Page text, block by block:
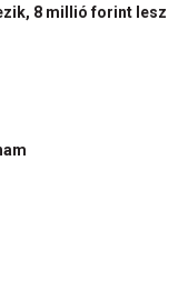
8 millió forint lesz